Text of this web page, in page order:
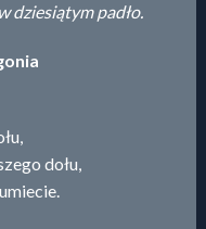
dziesiątym padło.
dołu,